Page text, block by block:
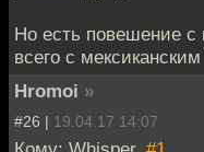
Но есть повешение
всего с
Hromoi »
#26 | 19.04.17 14:07